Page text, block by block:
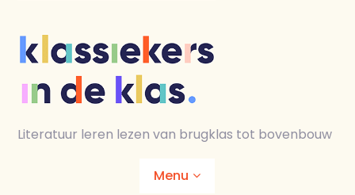
content
Literatuur leren lezen van brugklas tot bovenbouw
Menu